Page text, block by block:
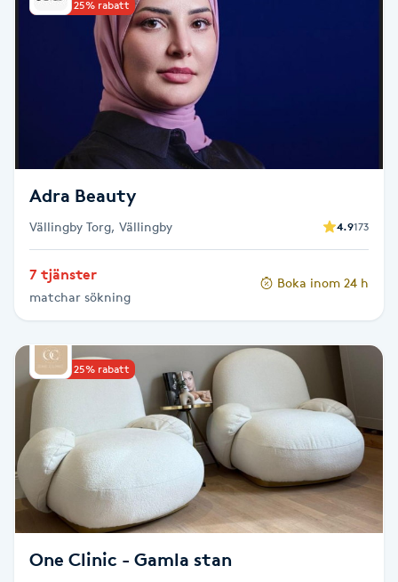
Reiki massage
Restorative Yoga
Rosacea
Rosenmetoden
Ryggmassage
Samtalsterapi
Senioryoga
Shiatsu
Singelfransar
Upp till 25% rabatt
Adra Beauty
Vällingby Torg, Vällingby 4.9173
7 tjänster
matchar sökning
Boka inom 24 h
Upp till 25% rabatt
One Clinic - Gamla stan